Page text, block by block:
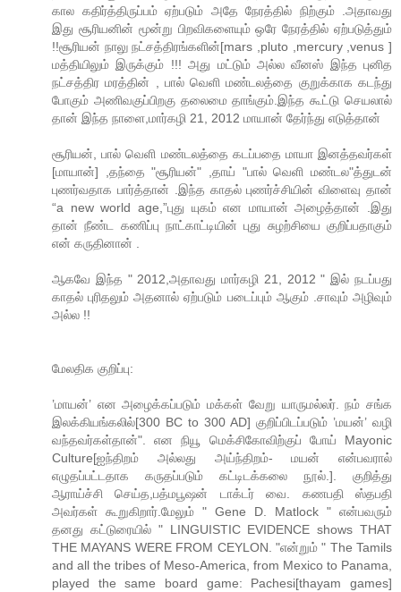
கால கதிர்த்திருப்பம் ஏற்படும் அதே நேரத்தில் நிற்கும் .அதாவது
இது சூரியனின் மூன்று பிறவிகளையும் ஒரே நேரத்தில் ஏற்படுத்தும்
!!சூரியன் நாலு நட்சத்திரங்களின்[mars ,pluto ,mercury ,venus ]
மத்தியிலும் இருக்கும் !!! அது மட்டும் அல்ல வீனஸ் இந்த புனித
நட்சத்திர மரத்தின் , பால் வெளி மண்டலத்தை குறுக்காக கடந்து
போகும் அணிவகுப்பிறகு தலைமை தாங்கும்.இந்த கூட்டு செயலால்
தான் இந்த நாளை,மார்கழி 21, 2012 மாயான் தேர்ந்து எடுத்தான்
சூரியன், பால் வெளி மண்டலத்தை கடப்பதை மாயா இனத்தவர்கள்
[மாயான்] ,தந்தை "சூரியன்" ,தாய் "பால் வெளி மண்டல"த்துடன்
புணர்வதாக பார்த்தான் .இந்த காதல் புணர்ச்சியின் விளைவு தான்
“a new world age,”புது யுகம் என மாயான் அழைத்தான் .இது
தான் நீண்ட கணிப்பு நாட்காட்டியின் புது சுழற்சியை குறிப்பதாகும்
என் கருதினான் .
ஆகவே இந்த " 2012,அதாவது மார்கழி 21, 2012 " இல் நடப்பது
காதல் புரிதலும் அதனால் ஏற்படும் படைப்பும் ஆகும் .சாவும் அழிவும்
அல்ல !!
மேலதிக குறிப்பு:
’மாயன்’ என அழைக்கப்படும் மக்கள் வேறு யாருமல்லர். நம் சங்க
இலக்கியங்கலில்[300 BC to 300 AD] குறிப்பிடப்படும் ’மயன்’ வழி
வந்தவர்கள்தான்". என நியூ மெக்சிகோவிற்குப் போய் Mayonic
Culture[ஐந்திறம் அல்லது அய்ந்திறம்- மயன் என்பவரால்
எழுதப்பட்டதாக கருதப்படும் கட்டிடக்கலை நூல்.]. குறித்து
ஆராய்ச்சி செய்த,பத்மபூஷன் டாக்டர் வை. கணபதி ஸ்தபதி
அவர்கள் கூறுகிறார்.மேலும் " Gene D. Matlock " என்பவரும்
தனது கட்டுரையில் " LINGUISTIC EVIDENCE shows THAT
THE MAYANS WERE FROM CEYLON. "என்றும் " The Tamils
and all the tribes of Meso-America, from Mexico to Panama,
played the same board game: Pachesi[thayam games]